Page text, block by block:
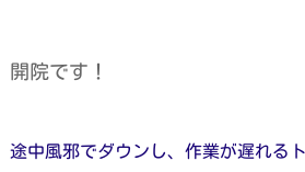
開院です！
途中風邪でダウンし、作業が遅れる